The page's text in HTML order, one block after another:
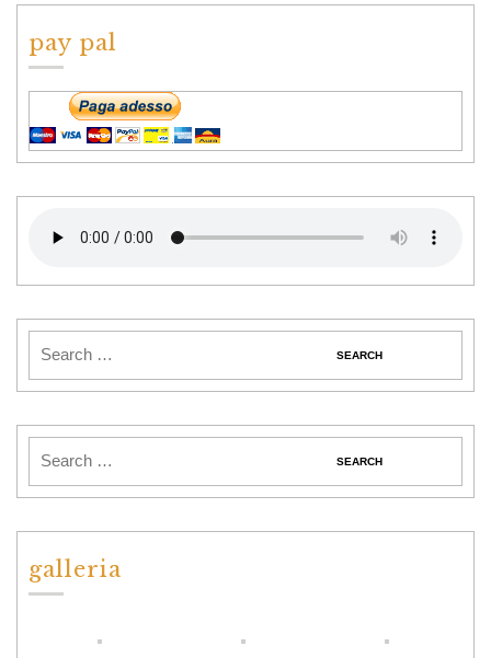
pay pal
galleria